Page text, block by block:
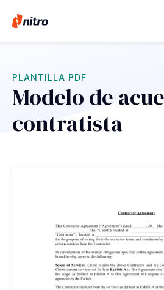
PLANTILLA PDF
Modelo de
contratista